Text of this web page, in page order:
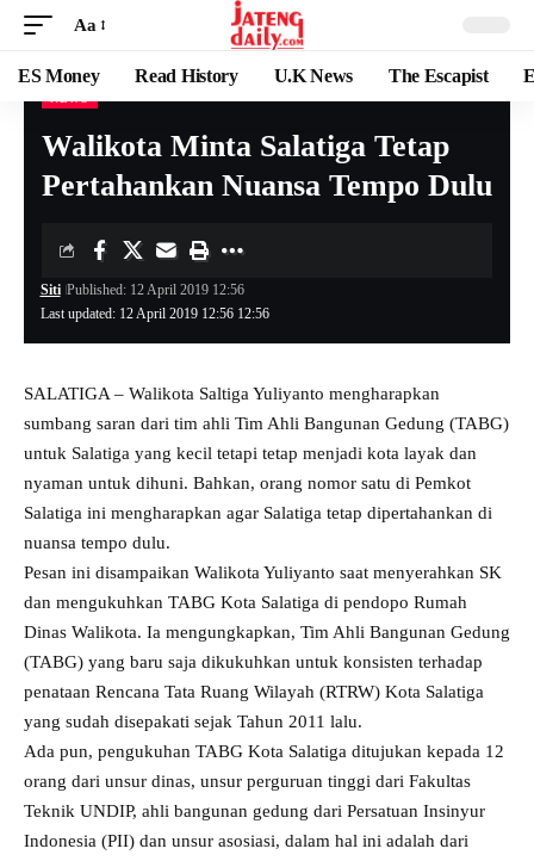
Aa
ES Money Read History U.K News The Escapist
Walikota Minta Salatiga Tetap
Pertahankan Nuansa Tempo Dulu
Last updated: 12 April 2019 12:56 12:56
Siti Published: 12 April 2019 12:56
SALATIGA – Walikota Saltiga Yuliyanto mengharapkan
sumbang saran dari tim ahli Tim Ahli Bangunan Gedung (TABG)
untuk Salatiga yang kecil tetapi tetap menjadi kota layak dan
nyaman untuk dihuni. Bahkan, orang nomor satu di Pemkot
Salatiga ini mengharapkan agar Salatiga tetap dipertahankan di
nuansa tempo dulu.
Pesan ini disampaikan Walikota Yuliyanto saat menyerahkan SK
dan mengukuhkan TABG Kota Salatiga di pendopo Rumah
Dinas Walikota. Ia mengungkapkan, Tim Ahli Bangunan Gedung
(TABG) yang baru saja dikukuhkan untuk konsisten terhadap
penataan Rencana Tata Ruang Wilayah (RTRW) Kota Salatiga
yang sudah disepakati sejak Tahun 2011 lalu.
Ada pun, pengukuhan TABG Kota Salatiga ditujukan kepada 12
orang dari unsur dinas, unsur perguruan tinggi dari Fakultas
Teknik UNDIP, ahli bangunan gedung dari Persatuan Insinyur
Indonesia (PII) dan unsur asosiasi, dalam hal ini adalah dari